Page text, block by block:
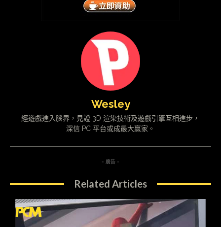
Wesley
經遊戲進入腦界，見證 3D 渲染技術及遊戲引擎互相進步，
深信 PC 平台或成最大贏家。
- 廣告 -
Related Articles